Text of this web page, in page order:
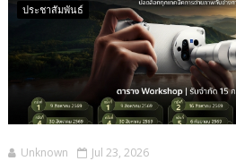
ประชาสัมพันธ์
Unknown Jul 23, 2026